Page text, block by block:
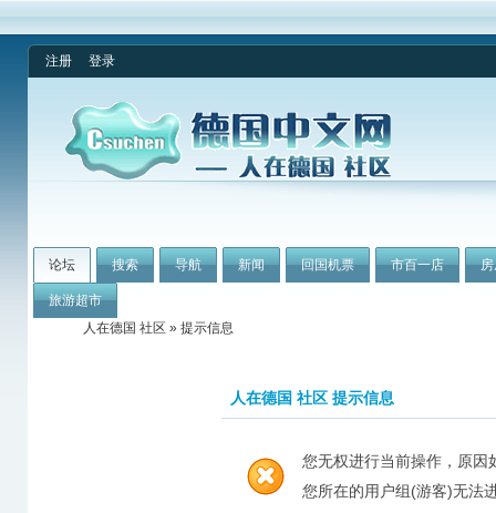
注册 登录
论坛 搜索 导航 新闻 回国机票 市百一店
旅游超市
人在德国 社区 » 提示信息
人在德国 社区 提示信息
您无权进行当前操作，原因
您所在的用户组(游客)无法